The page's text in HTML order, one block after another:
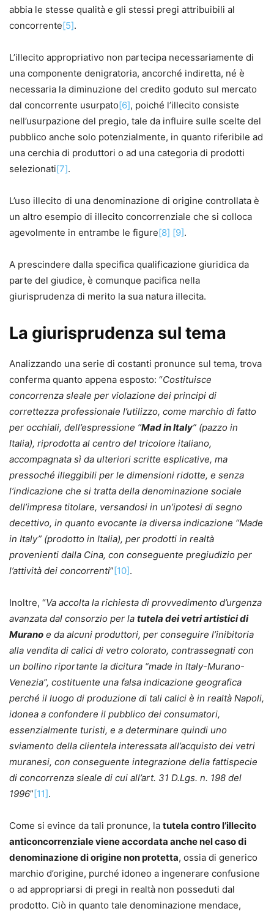
abbia le stesse qualità e gli stessi pregi attribuibili al
concorrente[5].
L’illecito appropriativo non partecipa necessariamente di
una componente denigratoria, ancorché indiretta, né è
necessaria la diminuzione del credito goduto sul mercato
dal concorrente usurpato[6], poiché l’illecito consiste
nell’usurpazione del pregio, tale da influire sulle scelte del
pubblico anche solo potenzialmente, in quanto riferibile ad
una cerchia di produttori o ad una categoria di prodotti
selezionati[7].
L’uso illecito di una denominazione di origine controllata è
un altro esempio di illecito concorrenziale che si colloca
agevolmente in entrambe le figure[8] [9].
A prescindere dalla specifica qualificazione giuridica da
parte del giudice, è comunque pacifica nella
giurisprudenza di merito la sua natura illecita.
La giurisprudenza sul tema
Analizzando una serie di costanti pronunce sul tema, trova
conferma quanto appena esposto: “Costituisce
concorrenza sleale per violazione dei principi di
correttezza professionale l’utilizzo, come marchio di fatto
per occhiali, dell’espressione “Mad in Italy” (pazzo in
Italia), riprodotta al centro del tricolore italiano,
accompagnata sì da ulteriori scritte esplicative, ma
pressoché illeggibili per le dimensioni ridotte, e senza
l’indicazione che si tratta della denominazione sociale
dell’impresa titolare, versandosi in un’ipotesi di segno
decettivo, in quanto evocante la diversa indicazione “Made
in Italy” (prodotto in Italia), per prodotti in realtà
provenienti dalla Cina, con conseguente pregiudizio per
l’attività dei concorrenti”[10].
Inoltre, “Va accolta la richiesta di provvedimento d’urgenza
avanzata dal consorzio per la tutela dei vetri artistici di
Murano e da alcuni produttori, per conseguire l’inibitoria
alla vendita di calici di vetro colorato, contrassegnati con
un bollino riportante la dicitura “made in Italy-Murano-
Venezia”, costituente una falsa indicazione geografica
perché il luogo di produzione di tali calici è in realtà Napoli,
idonea a confondere il pubblico dei consumatori,
essenzialmente turisti, e a determinare quindi uno
sviamento della clientela interessata all’acquisto dei vetri
muranesi, con conseguente integrazione della fattispecie
di concorrenza sleale di cui all’art. 31 D.Lgs. n. 198 del
1996”[11].
Come si evince da tali pronunce, la tutela contro l’illecito
anticoncorrenziale viene accordata anche nel caso di
denominazione di origine non protetta, ossia di generico
marchio d’origine, purché idoneo a ingenerare confusione
o ad appropriarsi di pregi in realtà non posseduti dal
prodotto. Ciò in quanto tale denominazione mendace,